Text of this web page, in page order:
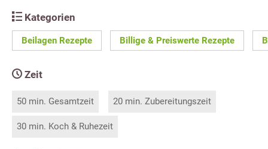
Kategorien
Beilagen Rezepte Billige & Preiswerte Rezepte
Zeit
50 min. Gesamtzeit 20 min. Zubereitungszeit
30 min. Koch & Ruhezeit